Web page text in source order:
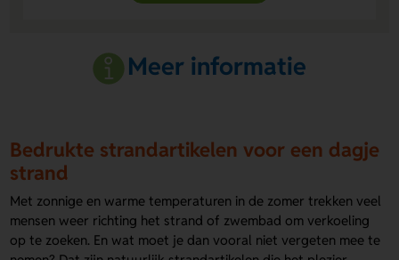
Meer informatie
Bedrukte strandartikelen voor een dagje
strand
Met zonnige en warme temperaturen in de zomer trekken veel
mensen weer richting het strand of zwembad om verkoeling
op te zoeken. En wat moet je dan vooral niet vergeten mee te